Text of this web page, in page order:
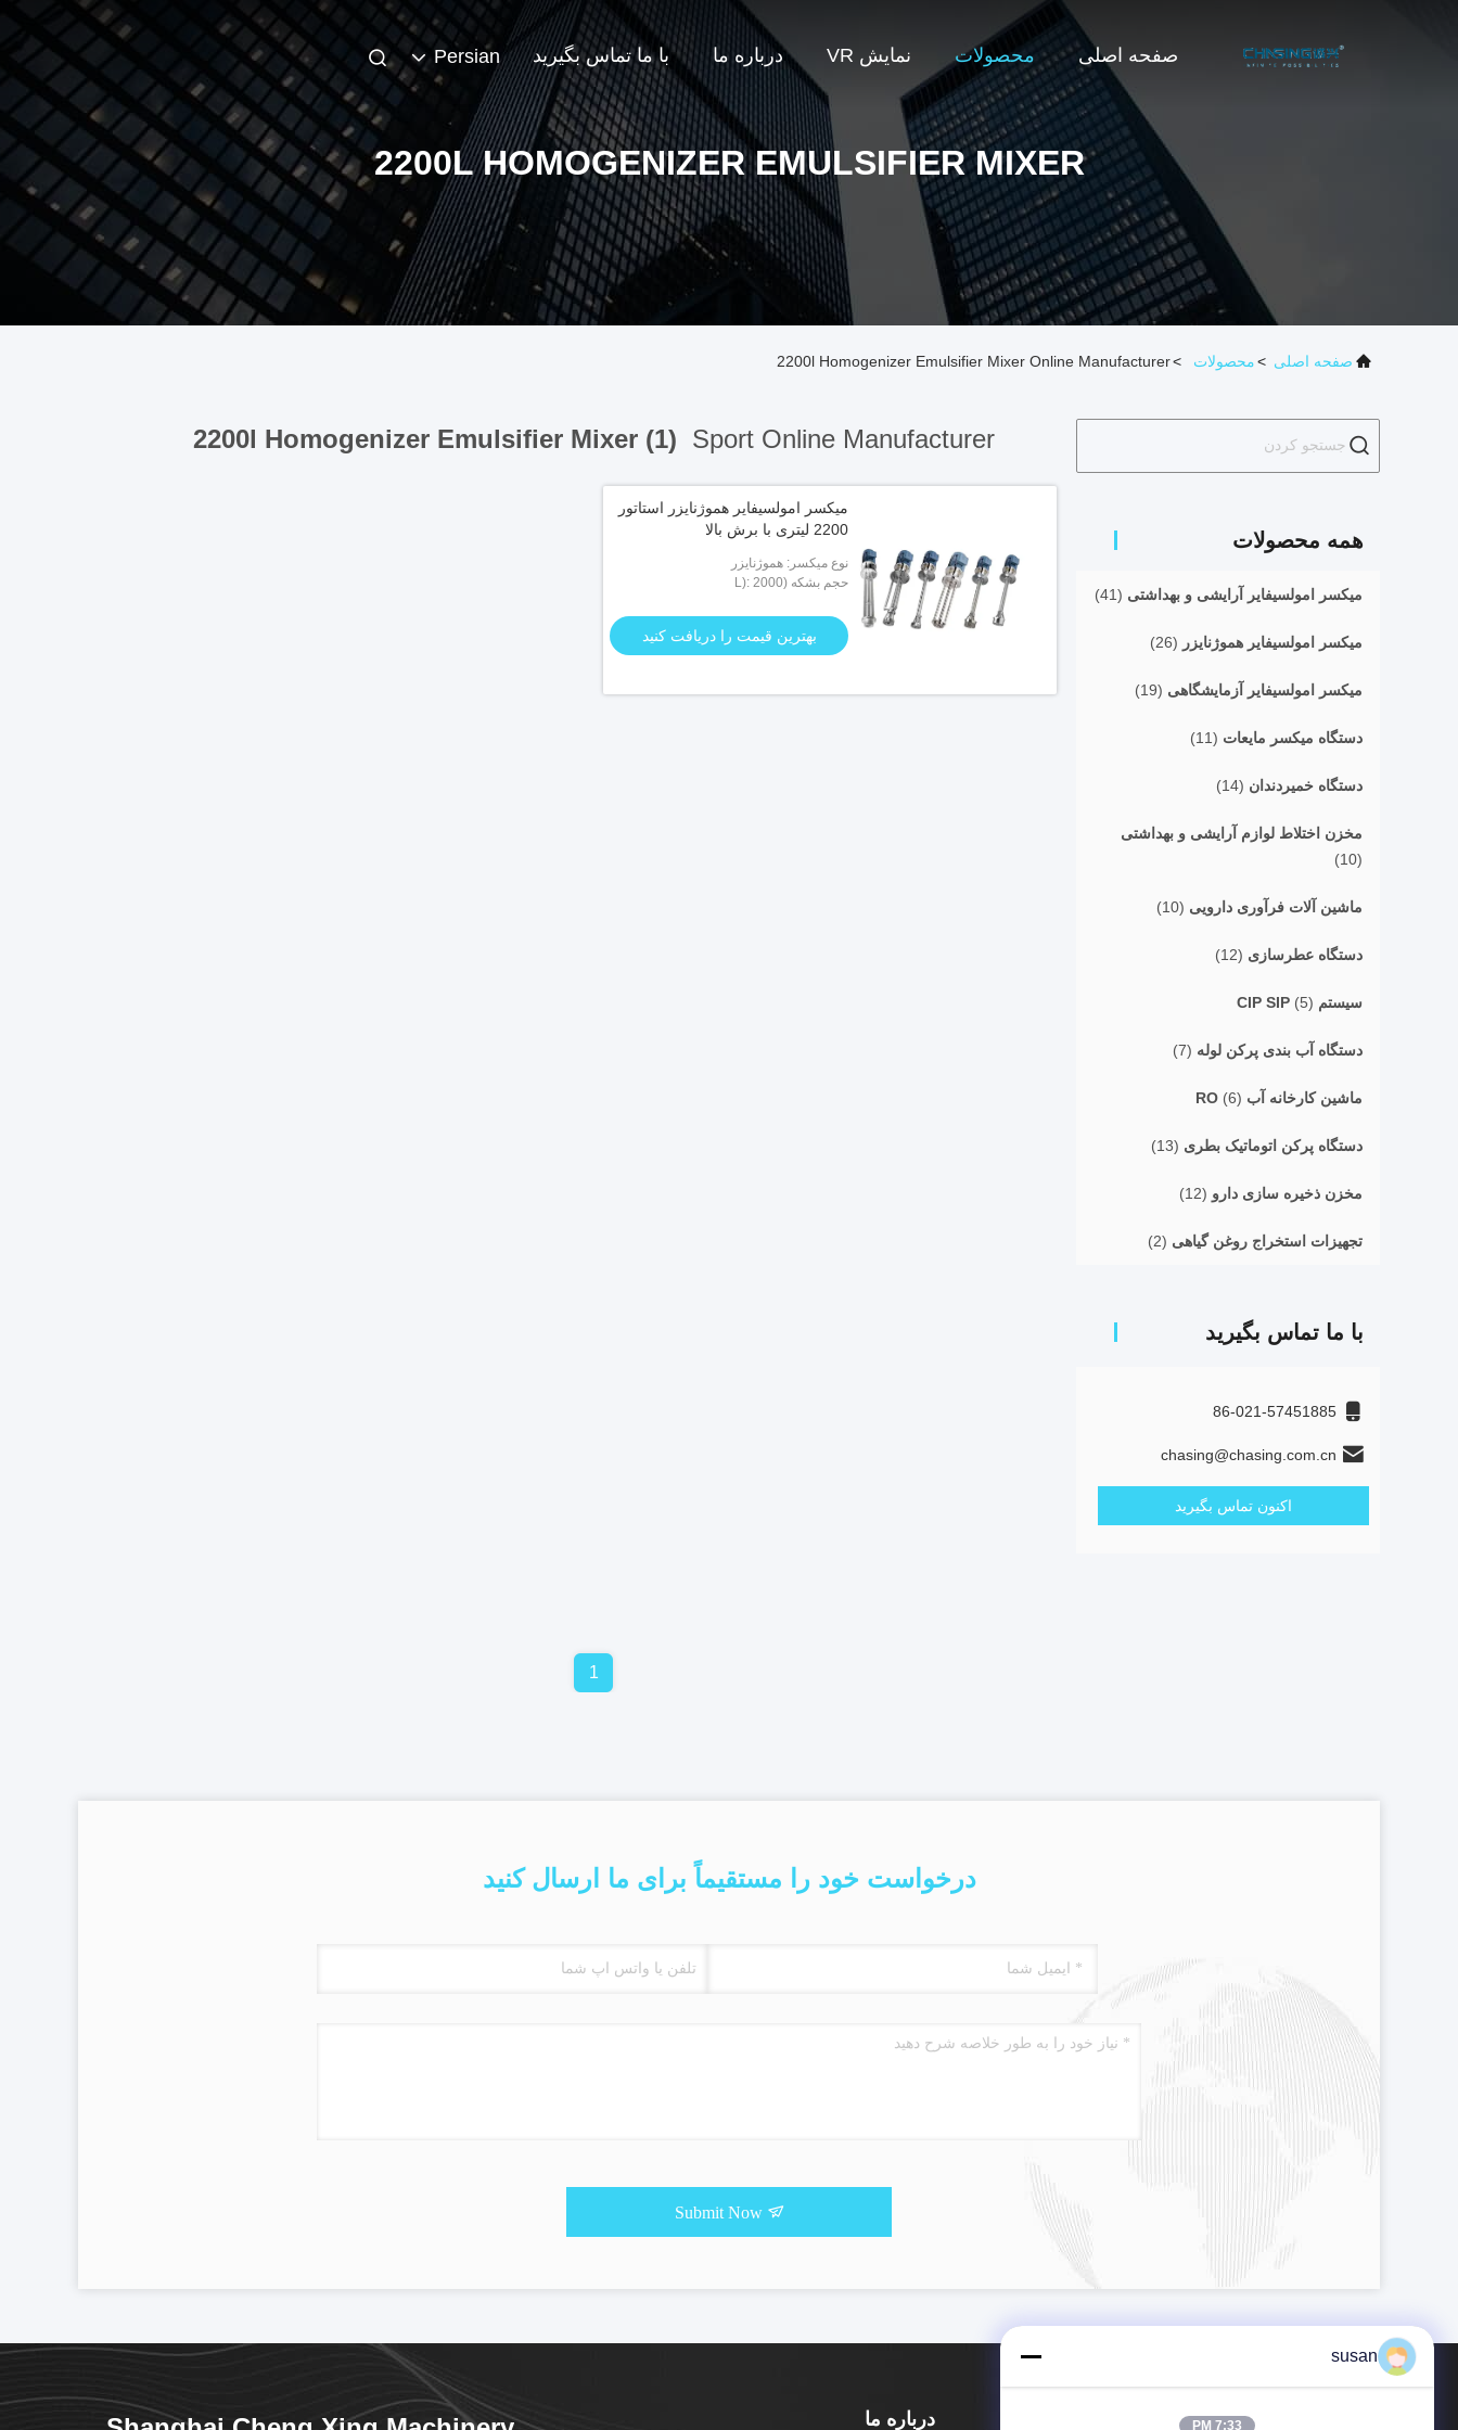
صفحه اصلی محصولات نمایش VR درباره ما با ما تماس بگیرید Persian
2200L HOMOGENIZER EMULSIFIER MIXER
صفحه اصلی >محصولات >
2200l Homogenizer Emulsifier Mixer Online Manufacturer
همه محصولات
میکسر امولسیفایر آرایشی و بهداشتی (41)
میکسر امولسیفایر هموژنایزر (26)
میکسر امولسیفایر آزمایشگاهی (19)
دستگاه میکسر مایعات (11)
دستگاه خمیردندان (14)
مخزن اختلاط لوازم آرایشی و بهداشتی
(10)
ماشین آلات فرآوری دارویی (10)
دستگاه عطرسازی (12)
سیستم CIP SIP (5)
دستگاه آب بندی پرکن لوله (7)
ماشین کارخانه آب RO (6)
دستگاه پرکن اتوماتیک بطری (13)
مخزن ذخیره سازی دارو (12)
تجهیزات استخراج روغن گیاهی (2)
با ما تماس بگیرید
86-021-57451885
chasing@chasing.com.cn
اکنون تماس بگیرید
2200l Homogenizer Emulsifier Mixer (1) Sport Online Manufacturer
میکسر امولسیفایر هموژنایزر استاتور
2200 لیتری با برش بالا
نوع میکسر: هموژنایزر
حجم بشکه (L): 2000
بهترین قیمت را دریافت کنید
1
درخواست خود را مستقیماً برای ما ارسال کنید
Submit Now
درباره ما
susan
7:33 PM